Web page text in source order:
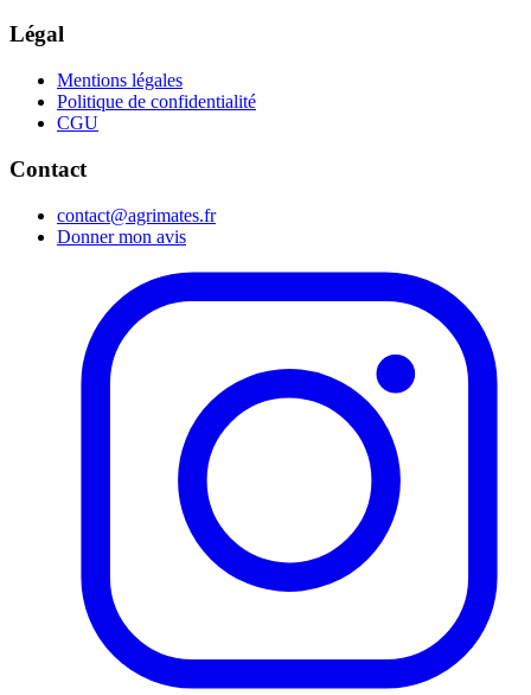
Légal
Mentions légales
Politique de confidentialité
CGU
Contact
contact@agrimates.fr
Donner mon avis